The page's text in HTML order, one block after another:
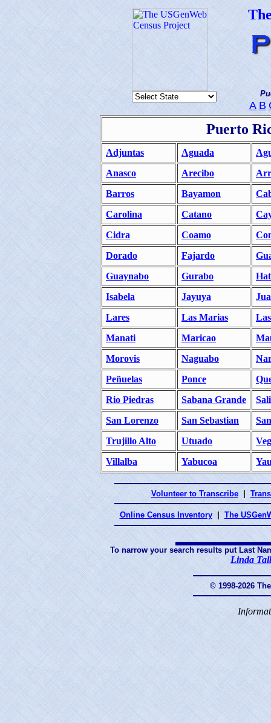
A B
Puerto
Adjuntas Aguada
Anasco
Arecibo
Barros
Bayamon
Carolina
Catano
Cidra
Coamo
Dorado
Fajardo
Guaynabo
Gurabo
Isabela
Jayuya
Lares
Las Marias
Manati
Maricao
Morovis
Naguabo
Peñuelas
Ponce
Rio Piedras
Sabana Grande
San Lorenzo
San Sebastian
Trujillo Alto
Utuado
Villalba
Yabucoa
Volunteer to Transcribe
Online Census Inventory The
To narrow your search results put Last
Linda
© 1998-2026